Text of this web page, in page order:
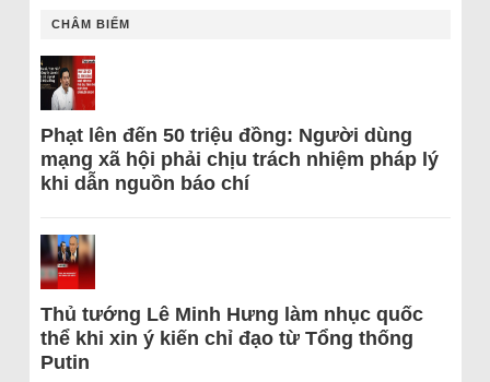
CHÂM BIẾM
Phạt lên đến 50 triệu đồng: Người dùng
mạng xã hội phải chịu trách nhiệm pháp lý
khi dẫn nguồn báo chí
Thủ tướng Lê Minh Hưng làm nhục quốc
thể khi xin ý kiến chỉ đạo từ Tổng thống
Putin